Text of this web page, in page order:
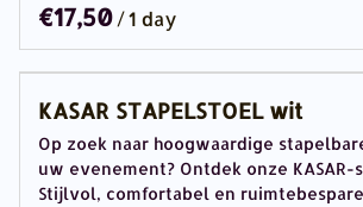
/
KASAR STAPELSTOEL wit
Op zoek naar hoogwaardige
uw evenement? Ontdek onze
Stijlvol, comfortabel en